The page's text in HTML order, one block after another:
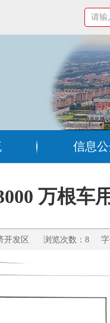
信息
万根车
开发区 浏览次数：8 字